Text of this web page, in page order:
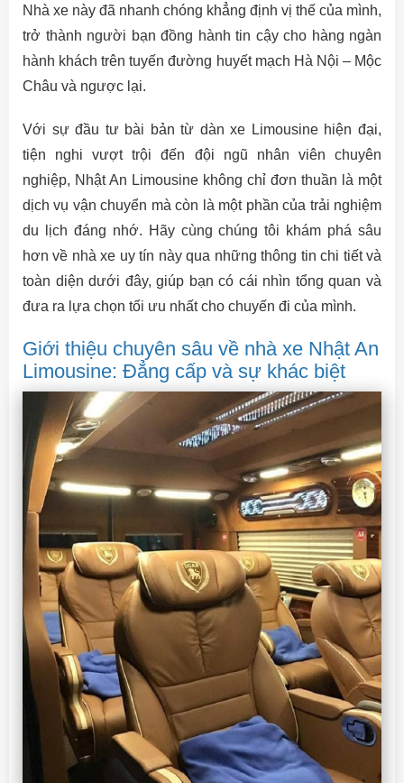
Nhà xe này đã nhanh chóng khẳng định vị thế của mình,
trở thành người bạn đồng hành tin cậy cho hàng ngàn
hành khách trên tuyến đường huyết mạch Hà Nội – Mộc
Châu và ngược lại.
Với sự đầu tư bài bản từ dàn xe Limousine hiện đại,
tiện nghi vượt trội đến đội ngũ nhân viên chuyên
nghiệp, Nhật An Limousine không chỉ đơn thuần là một
dịch vụ vận chuyển mà còn là một phần của trải nghiệm
du lịch đáng nhớ. Hãy cùng chúng tôi khám phá sâu
hơn về nhà xe uy tín này qua những thông tin chi tiết và
toàn diện dưới đây, giúp bạn có cái nhìn tổng quan và
đưa ra lựa chọn tối ưu nhất cho chuyến đi của mình.
Giới thiệu chuyên sâu về nhà xe Nhật An
Limousine: Đẳng cấp và sự khác biệt